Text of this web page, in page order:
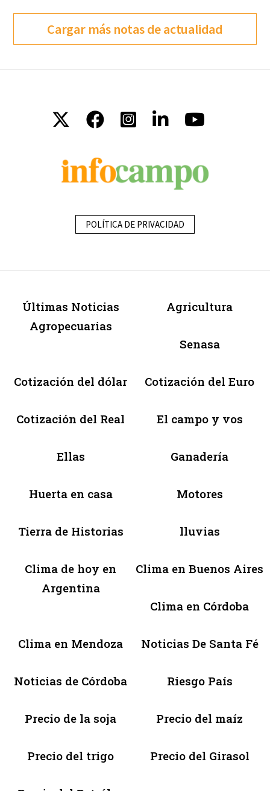
Cargar más notas de actualidad
POLÍTICA DE PRIVACIDAD
Últimas Noticias
Agropecuarias
Agricultura
Senasa
Cotización del dólar Cotización del Euro
Cotización del Real El campo y vos
Ellas Ganadería
Huerta en casa Motores
Tierra de Historias lluvias
Clima de hoy en
Argentina
Clima en Buenos Aires
Clima en Córdoba
Clima en Mendoza Noticias De Santa Fé
Noticias de Córdoba Riesgo País
Precio de la soja Precio del maíz
Precio del trigo Precio del Girasol